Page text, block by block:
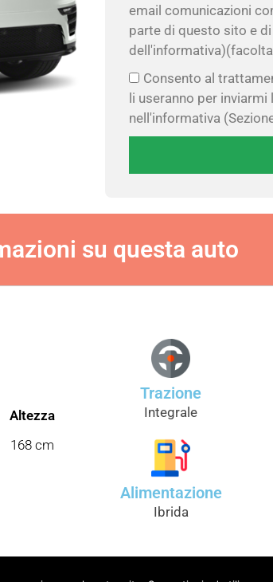
email comunicazioni
parte di questo sito e
Consento al
li useranno per
nell'informativa
su questa auto
Altezza
168 cm
Trazione
Integrale
Alimentazione
Ibrida